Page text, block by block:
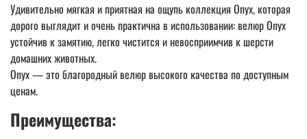
Удивительно мягкая и приятная на ощупь коллекция Onyx, которая
дорого выглядит и очень практична в использовании: велюр Onyx
устойчив к замятию, легко чистится и невосприимчив к шерсти
домашних животных.
Onyx — это благородный велюр высокого качества по доступным
ценам.
Преимущества: